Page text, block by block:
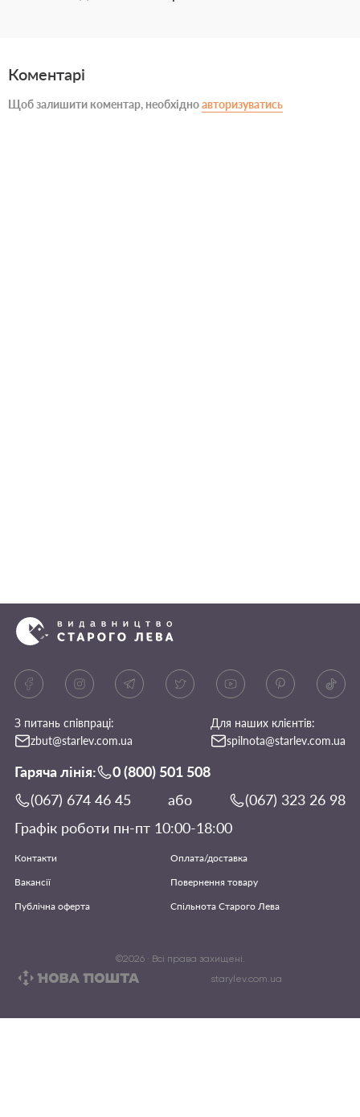
Коментарі
Щоб залишити коментар, необхідноавторизуватись
З питань співпраці:
zbut@starlev.com.ua
Для наших клієнтів:
spilnota@starlev.com.ua
Гаряча лінія:
0 (800) 501 508
(067) 674 46 45
або
(067) 323 26 98
Графік роботи пн-пт 10:00-18:00
Контакти
Оплата/доставка
Вакансії
Повернення товару
Публічна оферта
Спільнота Старого Лева
©2026· Всі права захищені.
starylev.com.ua